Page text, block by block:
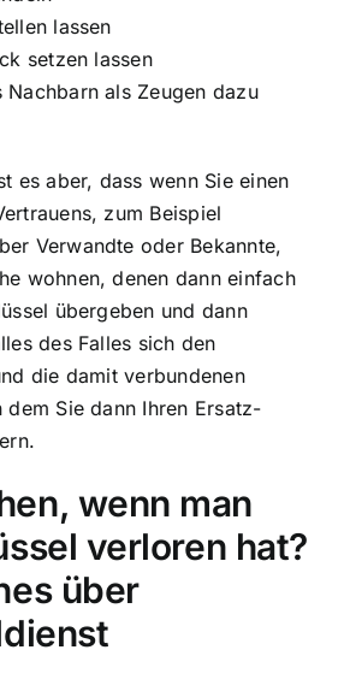
lassen
setzen lassen
Nachbarn als Zeugen dazu
es aber, dass wenn Sie einen
zum Beispiel
Verwandte oder Bekannte,
wohnen, denen dann einfach
übergeben und dann
des Falles sich den
die damit verbundenen
dem Sie dann Ihren Ersatz-
wenn man
verloren hat?
über